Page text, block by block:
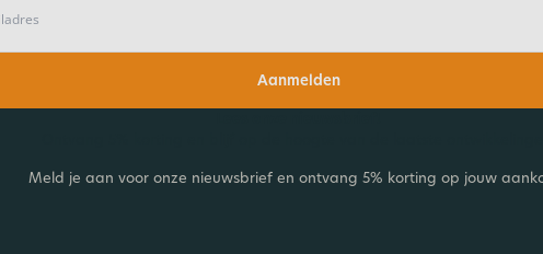
Aanmelden
Meld je aan voor onze nieuwsbrief en ontvang 5% korting op jouw